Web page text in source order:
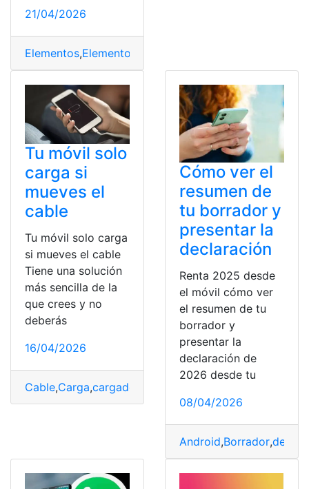
21/04/2026
Elementos,Elementos guardados
Tu móvil solo
carga si
mueves el
cable
Tu móvil solo carga
si mueves el cable
Tiene una solución
más sencilla de la
que crees y no
deberás
16/04/2026
Cable,Carga,cargador
Cómo ver el
resumen de
tu borrador y
presentar la
declaración
Renta 2025 desde
el móvil cómo ver
el resumen de tu
borrador y
presentar la
declaración de
2026 desde tu
08/04/2026
Android,Borrador,